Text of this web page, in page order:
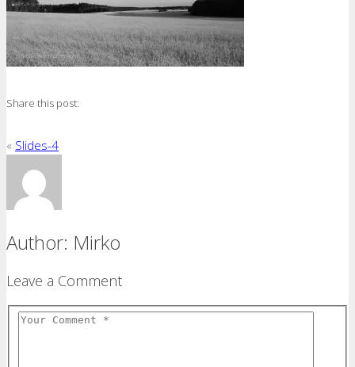
Share this post:
« Slides-4
Author: Mirko
Leave a Comment